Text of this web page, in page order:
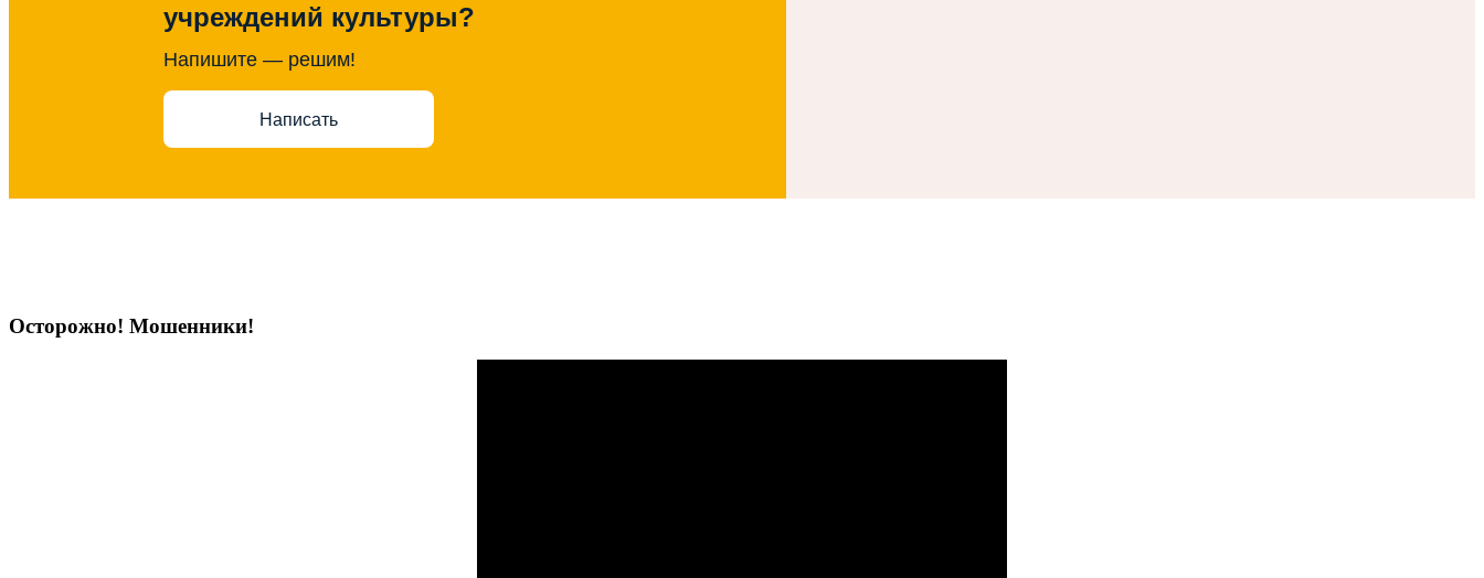
учреждений культуры?
Напишите — решим!
Написать
Осторожно! Мошенники!